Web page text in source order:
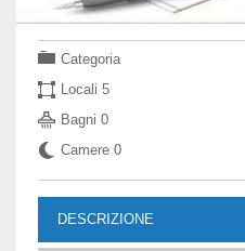
Categoria
Locali 5
Bagni 0
Camere 0
DESCRIZIONE